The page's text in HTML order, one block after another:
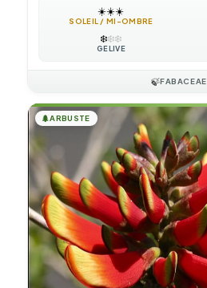
☀️☀️☀️
SOLEIL / MI-OMBRE
❄️❄️❄️
GÉLIVE
🍃FABACEAE
🌲ARBUSTE